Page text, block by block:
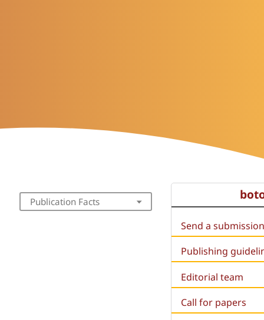
Publication Facts
Send a
Publishing
Editorial team
Call for papers